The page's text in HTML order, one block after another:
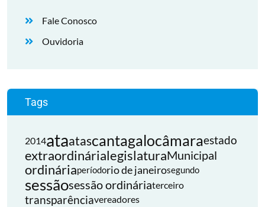
Fale Conosco
Ouvidoria
Tags
2014ataatascantagalocâmaraestado
extraordinárialegislaturaMunicipal
ordináriaperíodorio de janeirosegundo
sessãosessão ordináriaterceiro
transparênciavereadores